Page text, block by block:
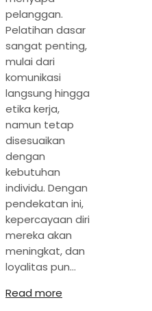
pelanggan.
Pelatihan dasar
sangat penting,
mulai dari
komunikasi
langsung hingga
etika kerja,
namun tetap
disesuaikan
dengan
kebutuhan
individu. Dengan
pendekatan ini,
kepercayaan diri
mereka akan
meningkat, dan
loyalitas pun…
Read more